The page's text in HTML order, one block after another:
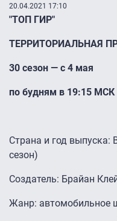
20.04.2021 17:10
"ТОП ГИР"
ТЕРРИТОРИАЛЬНАЯ
30 сезон — с 4 мая
по будням в 19:15 МСК
Страна и год выпуска:
сезон)
Создатель: Брайан
Жанр: автомобильное